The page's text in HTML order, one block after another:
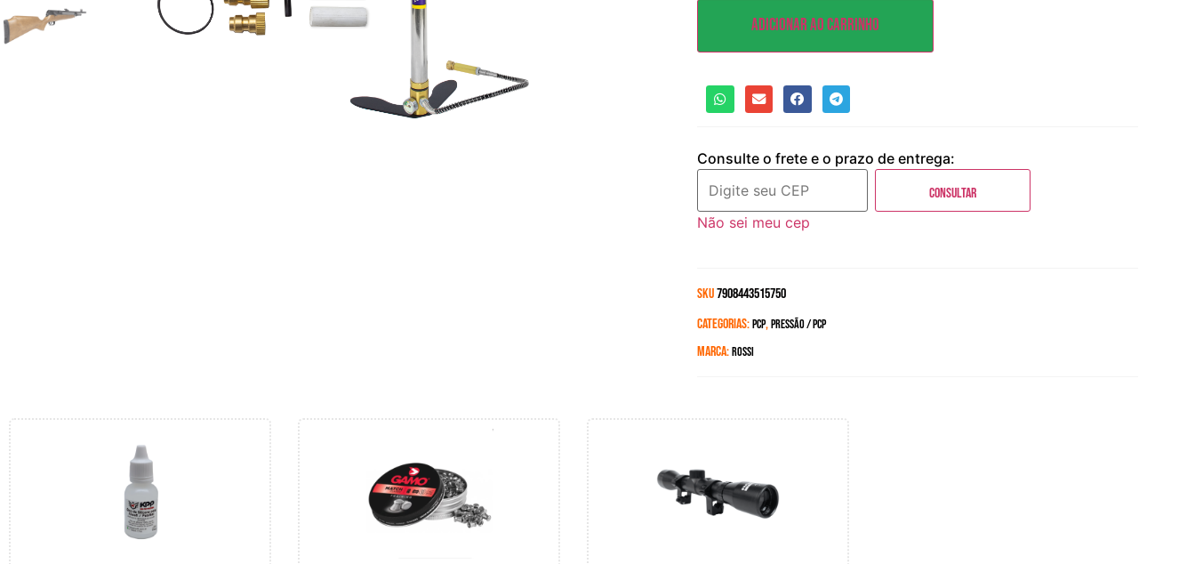
Adicionar ao carrinho
Consulte o frete e o prazo de entrega:
Consultar
Não sei meu cep
SKU7908443515750
Categorias:PCP,Pressão / PCP
Marca:Rossi